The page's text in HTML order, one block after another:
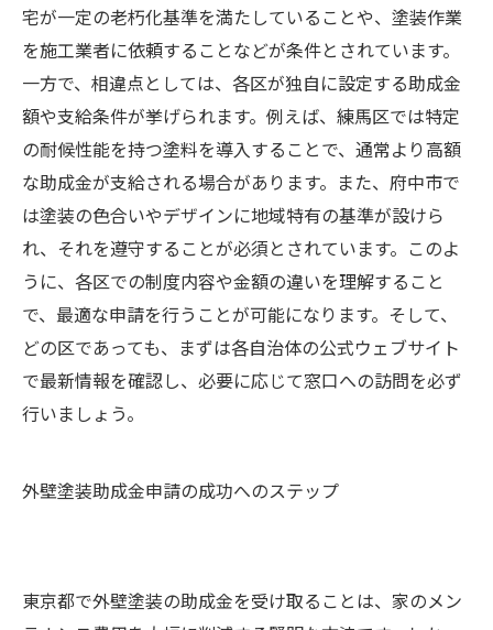
宅が一定の老朽化基準を満たしていることや、塗装作業
を施工業者に依頼することなどが条件とされています。
一方で、相違点としては、各区が独自に設定する助成金
額や支給条件が挙げられます。例えば、練馬区では特定
の耐候性能を持つ塗料を導入することで、通常より高額
な助成金が支給される場合があります。また、府中市で
は塗装の色合いやデザインに地域特有の基準が設けら
れ、それを遵守することが必須とされています。このよ
うに、各区での制度内容や金額の違いを理解すること
で、最適な申請を行うことが可能になります。そして、
どの区であっても、まずは各自治体の公式ウェブサイト
で最新情報を確認し、必要に応じて窓口への訪問を必ず
行いましょう。
外壁塗装助成金申請の成功へのステップ
東京都で外壁塗装の助成金を受け取ることは、家のメン